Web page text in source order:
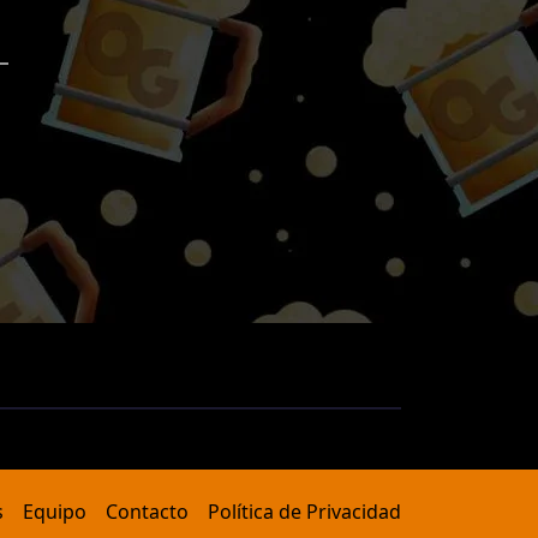
Equipo Contacto Política de Privacidad